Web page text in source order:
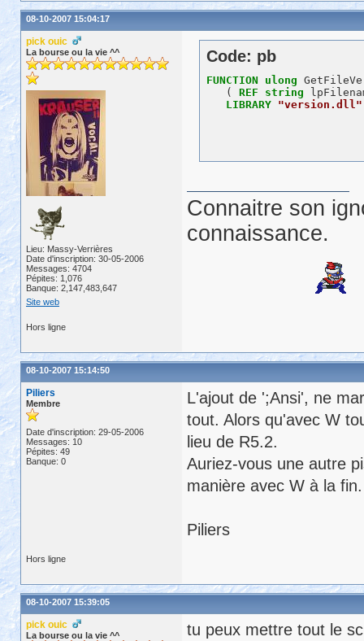
08-10-2007 15:04:17
pick ouic
La bourse ou la vie ^^
Lieu: Massy-Verrières
Date d'inscription: 30-05-2006
Messages: 4704
Pépites: 1,076
Banque: 2,147,483,647
Site web
Code: pb
FUNCTION ulong
   (
REF string
LIBRARY "version.dll"
Connaitre son
connaissance.
Hors ligne
08-10-2007 15:14:50
Piliers
Membre
Date d'inscription: 29-05-2006
Messages: 10
Pépites: 49
Banque: 0
L'ajout de ';Ansi', ne
tout. Alors qu'avec W
lieu de R5.2.
Auriez-vous une autre
manière avec W à la fin.
Piliers
Hors ligne
08-10-2007 15:39:05
pick ouic
La bourse ou la vie ^^ tu peux mettre tout le